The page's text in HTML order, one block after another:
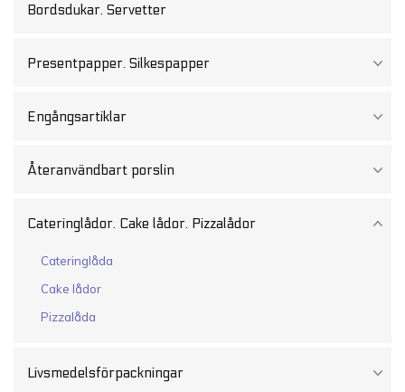
Bordsdukar. Servetter
Presentpapper. Silkespapper
Engångsartiklar
Återanvändbart porslin
Cateringlådor. Cake lådor. Pizzalådor
Cateringlåda
Cake lådor
Pizzalåda
Livsmedelsförpackningar